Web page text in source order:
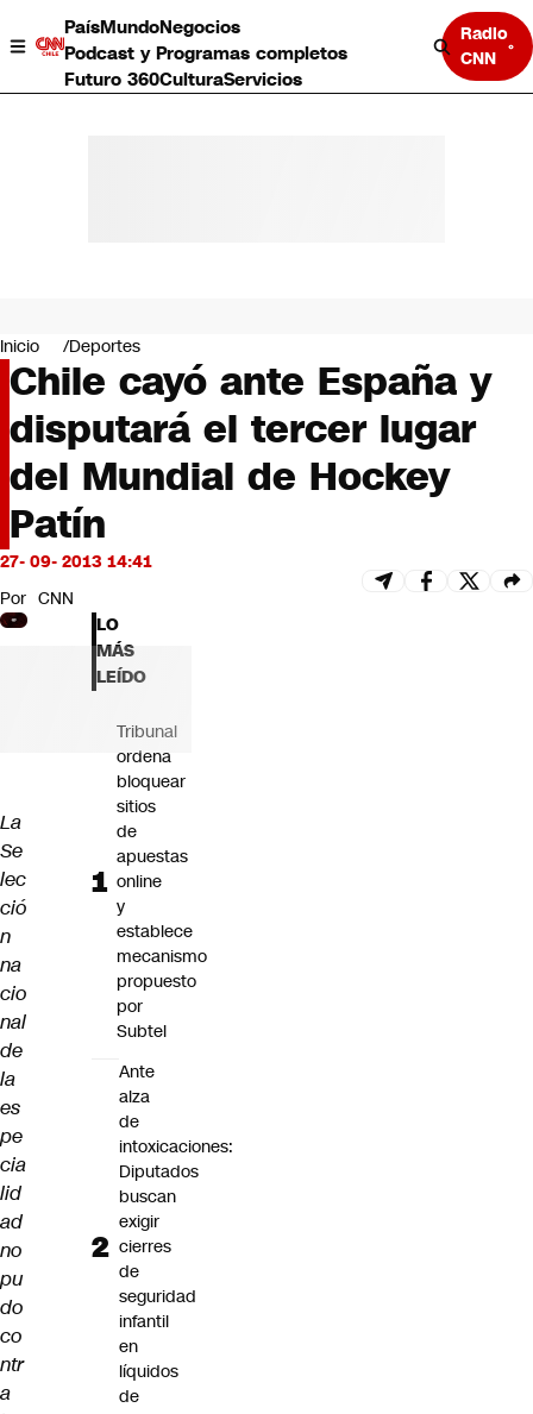
PaísMundoNegocios
Podcast y Programas completos
Futuro 360CulturaServicios
Radio
CNN
Negocios
Deportes
Programas completos
Cultura
Servicios
Bits
CNN Data
CNN tiempo
Futuro 360
Inicio Deportes
Chile cayó ante España y
disputará el tercer lugar
del Mundial de Hockey
Patín
27- 09- 2013 14:41
Por CNN
La
Se
lec
ció
n
na
cio
nal
de
la
es
pe
cia
lid
ad
no
pu
do
co
ntr
a
LO
MÁS
LEÍDO
Tribunal
ordena
bloquear
sitios
de
apuestas
online
y
establece
mecanismo
propuesto
por
Subtel
Ante
alza
de
intoxicaciones:
Diputados
buscan
exigir
cierres
de
seguridad
infantil
en
líquidos
de